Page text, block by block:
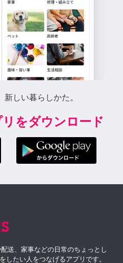
しい暮らしかた。
をダウンロード
送、家事などの日常のちょっとし
したい人をつなげるアプリです。